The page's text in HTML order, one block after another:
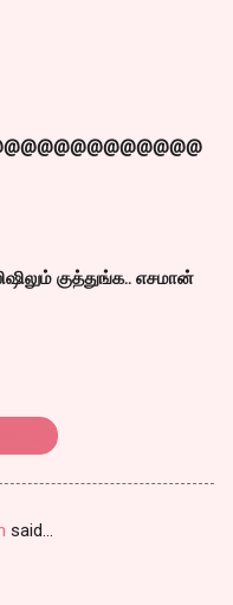
குத்துங்க.. எசமான்
said…